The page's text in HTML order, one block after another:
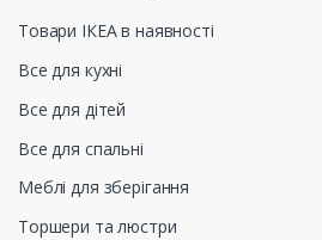
Товари ІКЕА в наявності
Все для кухні
Все для дітей
Все для спальні
Меблі для зберігання
Торшери та люстри